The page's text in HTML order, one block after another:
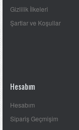
Gizlilik İlkeleri
Şartlar ve Koşullar
Hesabım
Hesabım
Sipariş Geçmişim